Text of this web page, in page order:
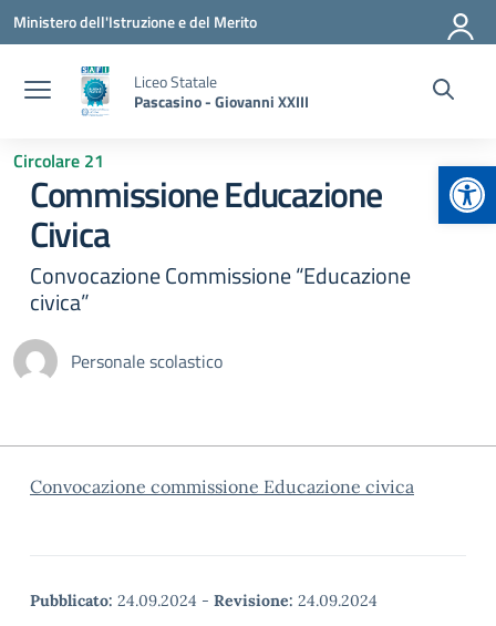
Vai ai contenuti
Vai al menu di navigazione
Vai al footer
Ministero dell'Istruzione e del Merito
Liceo Statale
Pascasino - Giovanni XXIII
Circolare 21
Commissione Educazione
Civica
Convocazione Commissione “Educazione
civica”
Personale scolastico
Convocazione commissione Educazione civica
Pubblicato: 24.09.2024 - Revisione: 24.09.2024